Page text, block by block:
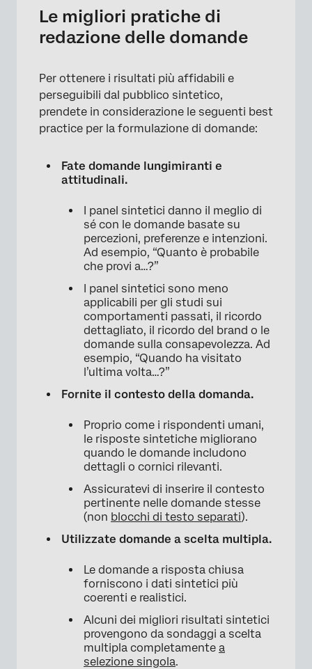
Le migliori pratiche di
redazione delle domande
Per ottenere i risultati più affidabili e
perseguibili dal pubblico sintetico,
prendete in considerazione le seguenti best
practice per la formulazione di domande:
Fate domande lungimiranti e
attitudinali.
I panel sintetici danno il meglio di
sé con le domande basate su
percezioni, preferenze e intenzioni.
Ad esempio, “Quanto è probabile
che provi a…?”
I panel sintetici sono meno
applicabili per gli studi sui
comportamenti passati, il ricordo
dettagliato, il ricordo del brand o le
domande sulla consapevolezza. Ad
esempio, “Quando ha visitato
l’ultima volta…?”
Fornite il contesto della domanda.
Proprio come i rispondenti umani,
le risposte sintetiche migliorano
quando le domande includono
dettagli o cornici rilevanti.
Assicuratevi di inserire il contesto
pertinente nelle domande stesse
(non blocchi di testo separati).
Utilizzate domande a scelta multipla.
Le domande a risposta chiusa
forniscono i dati sintetici più
coerenti e realistici.
Alcuni dei migliori risultati sintetici
provengono da sondaggi a scelta
multipla completamente a
selezione singola.